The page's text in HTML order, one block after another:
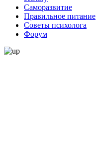
Саморазвитие
Правильное питание
Советы психолога
Форум